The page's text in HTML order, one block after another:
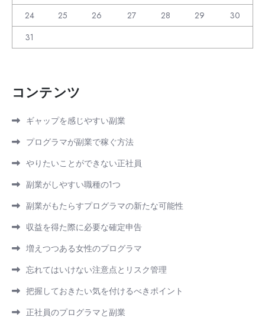
24
25 26 27 28 29
30
31
コンテンツ
ギャップを感じやすい副業
プログラマが副業で稼ぐ方法
やりたいことができない正社員
副業がしやすい職種の1つ
副業がもたらすプログラマの新たな可能性
収益を得た際に必要な確定申告
増えつつある女性のプログラマ
忘れてはいけない注意点とリスク管理
把握しておきたい気を付けるべきポイント
正社員のプログラマと副業